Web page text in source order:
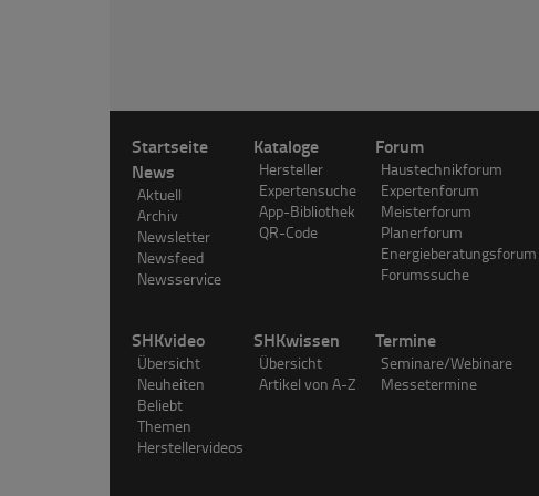
Startseite
News
Aktuell
Archiv
Newsletter
Newsfeed
Newsservice
Kataloge
Hersteller
Expertensuche
App-Bibliothek
QR-Code
Forum
Haustechnikforum
Expertenforum
Meisterforum
Planerforum
Energieberatungsforum
Forumssuche
SHKvideo
Übersicht
Neuheiten
Beliebt
Themen
Herstellervideos
SHKwissen
Übersicht
Artikel von A-Z
Termine
Seminare/Webinare
Messetermine